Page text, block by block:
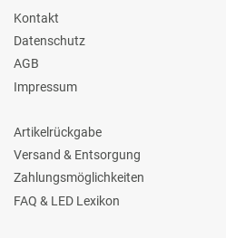
Kontakt
Datenschutz
AGB
Impressum
Artikelrückgabe
Versand & Entsorgung
Zahlungsmöglichkeiten
FAQ & LED Lexikon